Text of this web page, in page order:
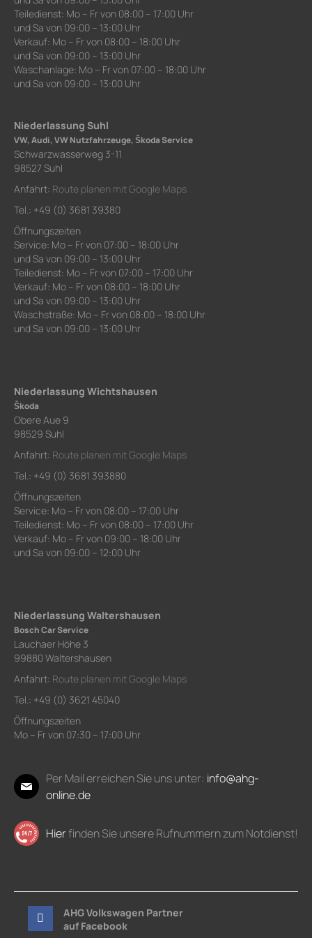
Teiledienst: Mo – Fr von 08:00 – 17:00 Uhr
und Sa von 09:00 – 13:00 Uhr
Verkauf: Mo – Fr von 08:00 – 18:00 Uhr
und Sa von 09:00 – 13:00 Uhr
Waschanlage: Mo – Fr von 07:00 – 18:00 Uhr
und Sa von 09:00 – 13:00 Uhr
Niederlassung Suhl
VW, Audi, VW Nutzfahrzeuge, Škoda Service
Schwarzwasserweg 3-11
98527 Suhl
Anfahrt: Route planen mit Google Maps
Tel.: +49 (0) 3681 39380
Öffnungszeiten
Service: Mo – Fr von 07:00 – 18:00 Uhr
und Sa von 09:00 – 13:00 Uhr
Teiledienst: Mo – Fr von 07:00 – 17:00 Uhr
Verkauf: Mo – Fr von 08:00 – 18:00 Uhr
und Sa von 09:00 – 13:00 Uhr
Waschstraße: Mo – Fr von 08:00 – 18:00 Uhr
und Sa von 09:00 – 13:00 Uhr
Niederlassung Wichtshausen
Škoda
Obere Aue 9
98529 Suhl
Anfahrt: Route planen mit Google Maps
Tel.: +49 (0) 3681 393880
Öffnungszeiten
Service: Mo – Fr von 08:00 – 17:00 Uhr
Teiledienst: Mo – Fr von 08:00 – 17:00 Uhr
Verkauf: Mo – Fr von 09:00 – 18:00 Uhr
und Sa von 09:00 – 12:00 Uhr
Niederlassung Waltershausen
Bosch Car Service
Lauchaer Höhe 3
99880 Waltershausen
Anfahrt: Route planen mit Google Maps
Tel.: +49 (0) 3621 45040
Öffnungszeiten
Mo – Fr von 07:30 – 17:00 Uhr
Per Mail erreichen Sie uns unter: info@ahg-
online.de
Hierfinden Sie unsere Rufnummern zum Notdienst!
AHG Volkswagen Partner
auf Facebook